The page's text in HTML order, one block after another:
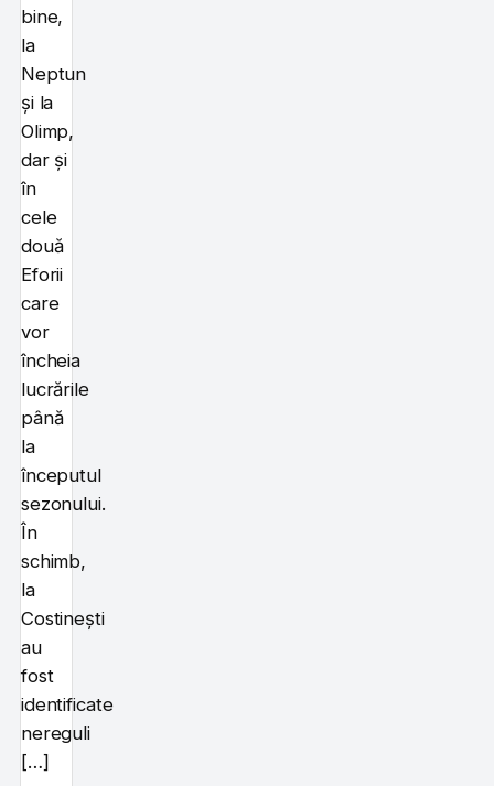
bine,
la
Neptun
și la
Olimp,
dar și
în
cele
două
Eforii
care
vor
încheia
lucrările
până
la
începutul
sezonului.
În
schimb,
la
Costinești
au
fost
identificate
nereguli
[…]